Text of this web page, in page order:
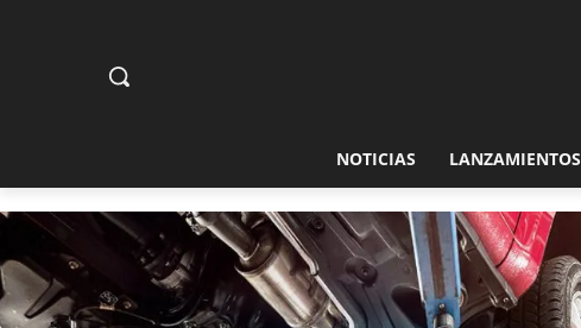
NOTICIAS LANZAMIENTOS